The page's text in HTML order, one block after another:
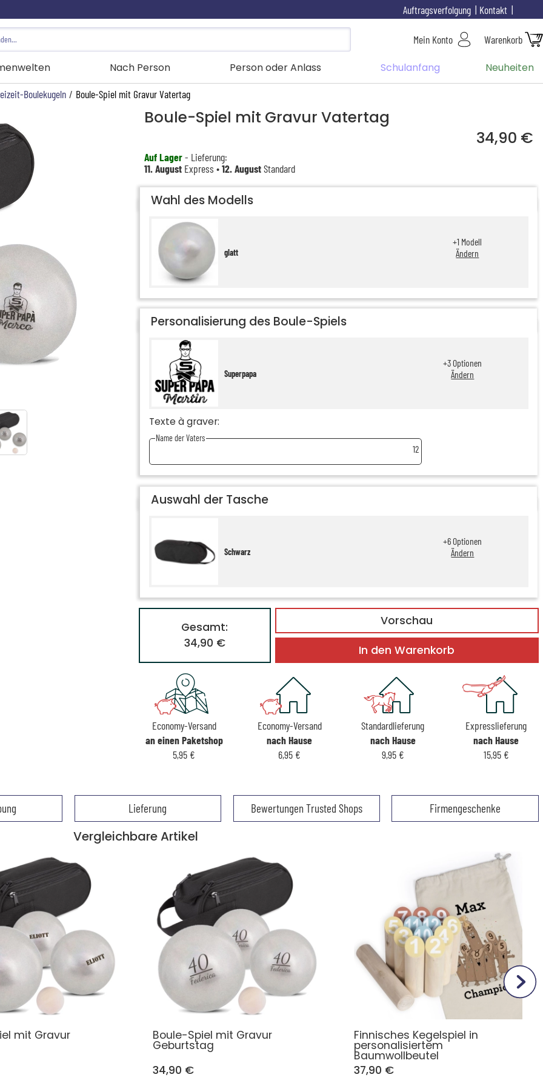
Kontakt
Auftragsverfolgung
Mein Konto Warenkorb
Nach Person Person oder Anlass Schulanfang Neuheiten
Boulekugeln / Boule-Spiel mit Gravur Vatertag
Boule-Spiel mit Gravur Vatertag
34,90 €
Auf Lager- Lieferung:
11. AugustExpress •12. AugustStandard
Wahl des Modells
glatt
+1 Modell
Ändern
Personalisierung des Boule-Spiels
Superpapa
+3Optionen
Ändern
Texte à graver:
Name der Vaters
12
Auswahl der Tasche
Schwarz
+6Optionen
Ändern
Vorschau
Gesamt:
34,90 €
In den Warenkorb
Economy-Versand
an einen Paketshop
5,95 €
Economy-Versand
nach Hause
6,95 €
Standardlieferung
nach Hause
9,95 €
Expresslieferung
nach Hause
15,95 €
Lieferung Bewertungen Trusted Shops Firmengeschenke
Vergleichbare Artikel
mit Gravur Boule-Spiel mit Gravur
Geburtstag
34,90 €
Finnisches Kegelspiel in
personalisiertem
Baumwollbeutel
37,90 €